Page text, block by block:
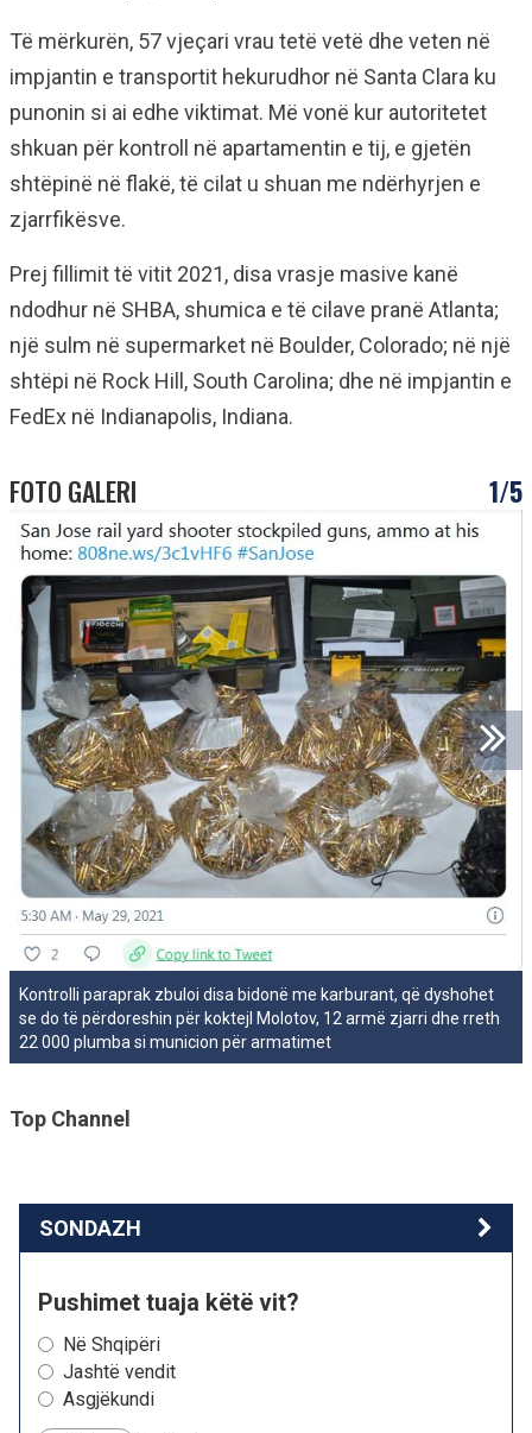
Të mërkurën, 57 vjeçari vrau tetë vetë dhe veten në
impjantin e transportit hekurudhor në Santa Clara ku
punonin si ai edhe viktimat. Më vonë kur autoritetet
shkuan për kontroll në apartamentin e tij, e gjetën
shtëpinë në flakë, të cilat u shuan me ndërhyrjen e
zjarrfikësve.
Prej fillimit të vitit 2021, disa vrasje masive kanë
ndodhur në SHBA, shumica e të cilave pranë Atlanta;
një sulm në supermarket në Boulder, Colorado; në një
shtëpi në Rock Hill, South Carolina; dhe në impjantin e
FedEx në Indianapolis, Indiana.
FOTO GALERI 1/5
Kontrolli paraprak zbuloi disa bidonë me karburant, që dyshohet
se do të përdoreshin për koktejl Molotov, 12 armë zjarri dhe rreth
22 000 plumba si municion për armatimet
Top Channel
SONDAZH
Pushimet tuaja këtë vit?
Në Shqipëri
Jashtë vendit
Asgjëkundi